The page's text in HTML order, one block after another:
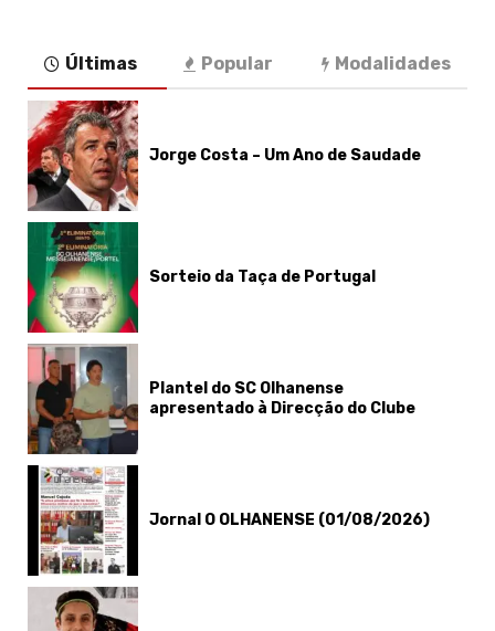
Últimas Popular Modalidades
Jorge Costa – Um Ano de Saudade
Sorteio da Taça de Portugal
Plantel do SC Olhanense
apresentado à Direcção do Clube
Jornal O OLHANENSE (01/08/2026)